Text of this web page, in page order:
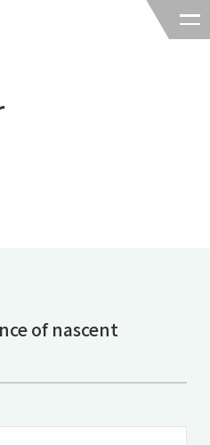
端科学技術大学院大学
of nascent